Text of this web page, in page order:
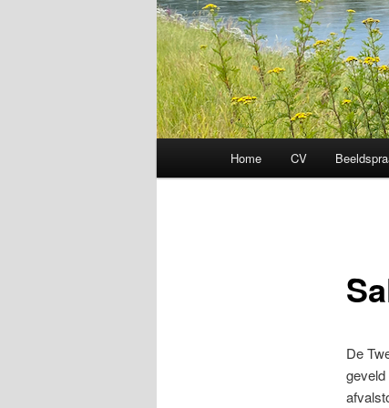
Home CV
De